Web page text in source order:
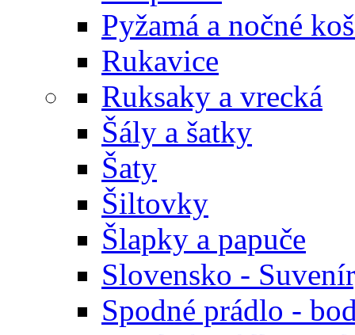
Pyžamá a nočné
Rukavice
Ruksaky a vrecká
Šály a šatky
Šaty
Šiltovky
Šlapky a papuče
Slovensko -
Spodné prádlo -